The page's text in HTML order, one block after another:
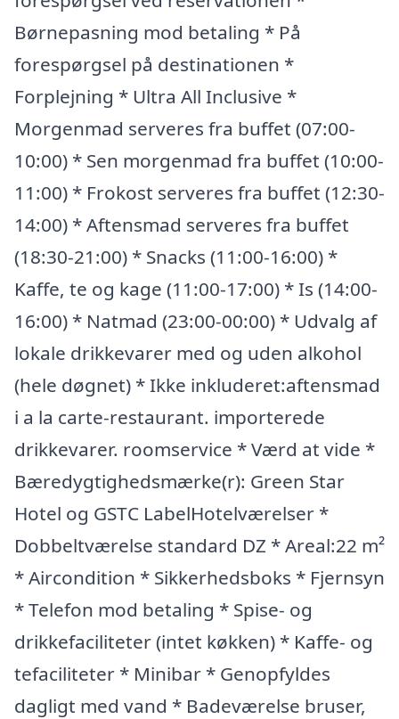
Børnepasning mod betaling * På
forespørgsel på destinationen *
Forplejning * Ultra All Inclusive *
Morgenmad serveres fra buffet (07:00-
10:00) * Sen morgenmad fra buffet (10:00-
11:00) * Frokost serveres fra buffet (12:30-
14:00) * Aftensmad serveres fra buffet
(18:30-21:00) * Snacks (11:00-16:00) *
Kaffe, te og kage (11:00-17:00) * Is (14:00-
16:00) * Natmad (23:00-00:00) * Udvalg af
lokale drikkevarer med og uden alkohol
(hele døgnet) * Ikke inkluderet:aftensmad
i a la carte-restaurant. importerede
drikkevarer. roomservice * Værd at vide *
Bæredygtighedsmærke(r): Green Star
Hotel og GSTC LabelHotelværelser *
Dobbeltværelse standard DZ * Areal:22 m²
* Aircondition * Sikkerhedsboks * Fjernsyn
* Telefon mod betaling * Spise- og
drikkefaciliteter (intet køkken) * Kaffe- og
tefaciliteter * Minibar * Genopfyldes
dagligt med vand * Badeværelse bruser,